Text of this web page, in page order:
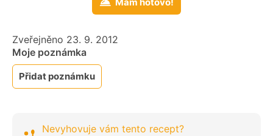
Zveřejněno 23. 9. 2012
Moje poznámka
Přidat poznámku
Nevyhovuje vám tento recept?